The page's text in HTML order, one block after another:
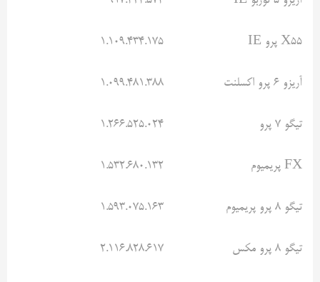
X55 پرو IE ۱.۱۰۹.۴۳۴.۱۷۵
آریزو ۶ پرو اکسلنت ۱.۰۹۹.۴۸۱.۳۸۸
تیگو ۷ پرو ۱.۲۶۶.۵۲۵.۰۲۴
FX پریمیوم ۱.۵۳۲.۶۸۰.۱۳۲
تیگو ۸ پرو پریمیوم ۱.۵۹۳.۰۷۵.۱۶۳
تیگو ۸ پرو مکس ۲.۱۱۶.۸۲۸.۶۱۷